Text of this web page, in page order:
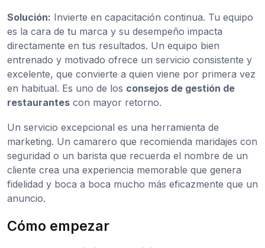
Solución: Invierte en capacitación continua. Tu equipo
es la cara de tu marca y su desempeño impacta
directamente en tus resultados. Un equipo bien
entrenado y motivado ofrece un servicio consistente y
excelente, que convierte a quien viene por primera vez
en habitual. Es uno de los consejos de gestión de
restaurantes con mayor retorno.
Un servicio excepcional es una herramienta de
marketing. Un camarero que recomienda maridajes con
seguridad o un barista que recuerda el nombre de un
cliente crea una experiencia memorable que genera
fidelidad y boca a boca mucho más eficazmente que un
anuncio.
Cómo empezar